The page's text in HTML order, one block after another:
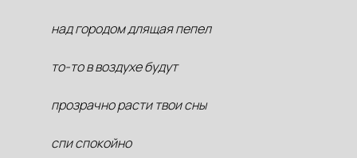
над городом длящая пепел
то-то в воздухе будут
прозрачно расти твои сны
спи спокойно